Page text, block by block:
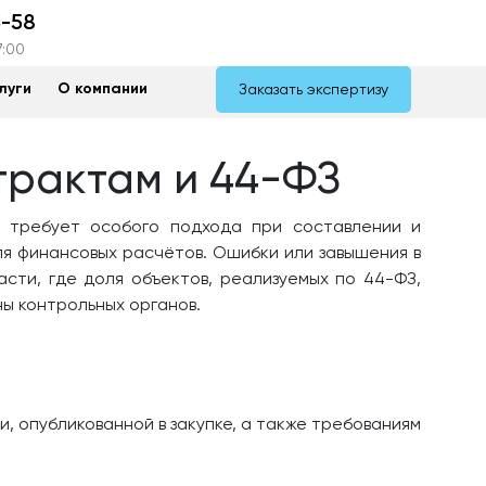
58
О компании Заказать экспертизу
и 44-ФЗ
требует особого подхода при составлении и
финансовых расчётов. Ошибки или завышения в
где доля объектов, реализуемых по 44-ФЗ,
контрольных органов.
в закупке, а также требованиям